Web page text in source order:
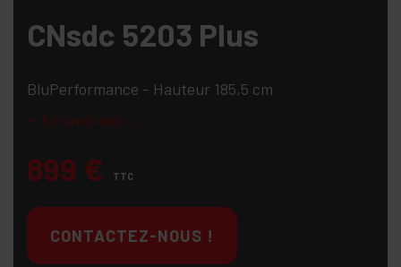
CNsdc 5203 Plus
BluPerformance - Hauteur 185,5 cm
En savoir plus ...
899 € TTC
CONTACTEZ-NOUS !